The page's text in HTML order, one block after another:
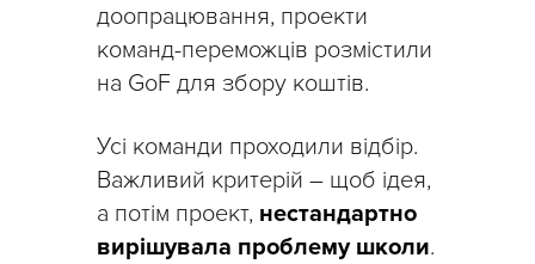
доопрацювання, проекти
команд-переможців розмістили
на GoF для збору коштів.
Усі команди проходили відбір.
Важливий критерій – щоб ідея,
а потім проект, нестандартно
вирішувала проблему школи.